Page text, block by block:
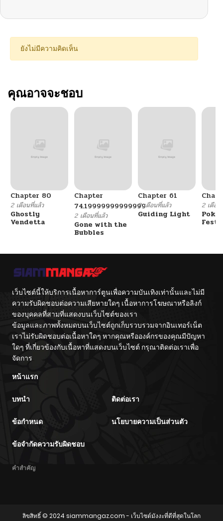
ยังไม่มีความคิดเห็น
คุณอาจจะชอบ
Chapter 80
2 เดือนที่แล้ว
Ghostly
Vendetta
Chapter
74.19999999999999
2 เดือนที่แล้ว
Gone with the
Bubbles
Chapter 61
2 เดือนที่แล้ว
Guiding Light
2 เดือน
เว็บไซต์นี้ให้บริการเนื้อหาการ์ตูนเพื่อความบันเทิงเท่านั้นและไม่มี
ความรับผิดชอบต่อความเสียหายใดๆ เนื้อหาการโฆษณาหรือลิงก์
ของบุคคลที่สามที่แสดงบนเว็บไซต์ของเรา
ข้อมูลและภาพทั้งหมดบนเว็บไซต์ถูกเก็บรวบรวมจากอินเทอร์เน็ต
เราไม่รับผิดชอบต่อเนื้อหาใดๆ หากคุณหรือองค์กรของคุณมีปัญหา
ใดๆ ที่เกี่ยวข้องกับเนื้อหาที่แสดงบนเว็บไซต์ กรุณาติดต่อเราเพื่อ
จัดการ
หน้าแรก
บทนำ ติดต่อเรา
ข้อกำหนด นโยบายความเป็นส่วนตัว
ข้อจำกัดความรับผิดชอบ
คำสำคัญ
ลิขสิทธิ์ © 2024 siammangaz.com- เว็บไซต์มังงะที่ดีที่สุดในโลก